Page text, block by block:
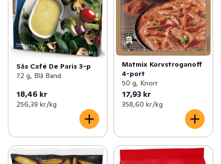
Sås Café De Paris 3-p
72 g, Blå Band
18,46 kr
256,39 kr /kg
Matmix Korvstroganoff
4-port
50 g, Knorr
17,93 kr
358,60 kr /kg